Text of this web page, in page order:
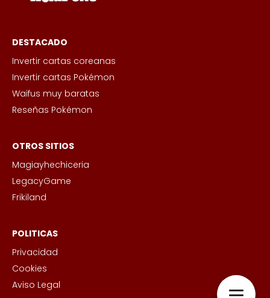
DESTACADO
Invertir cartas coreanas
Invertir cartas Pokémon
Waifus muy baratas
Reseñas Pokémon
OTROS SITIOS
Magiayhechiceria
LegacyGame
Frikiland
POLITICAS
Privacidad
Cookies
Aviso Legal